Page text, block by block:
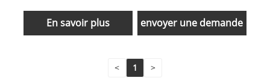
En savoir plus envoyer une demande
< 1 >